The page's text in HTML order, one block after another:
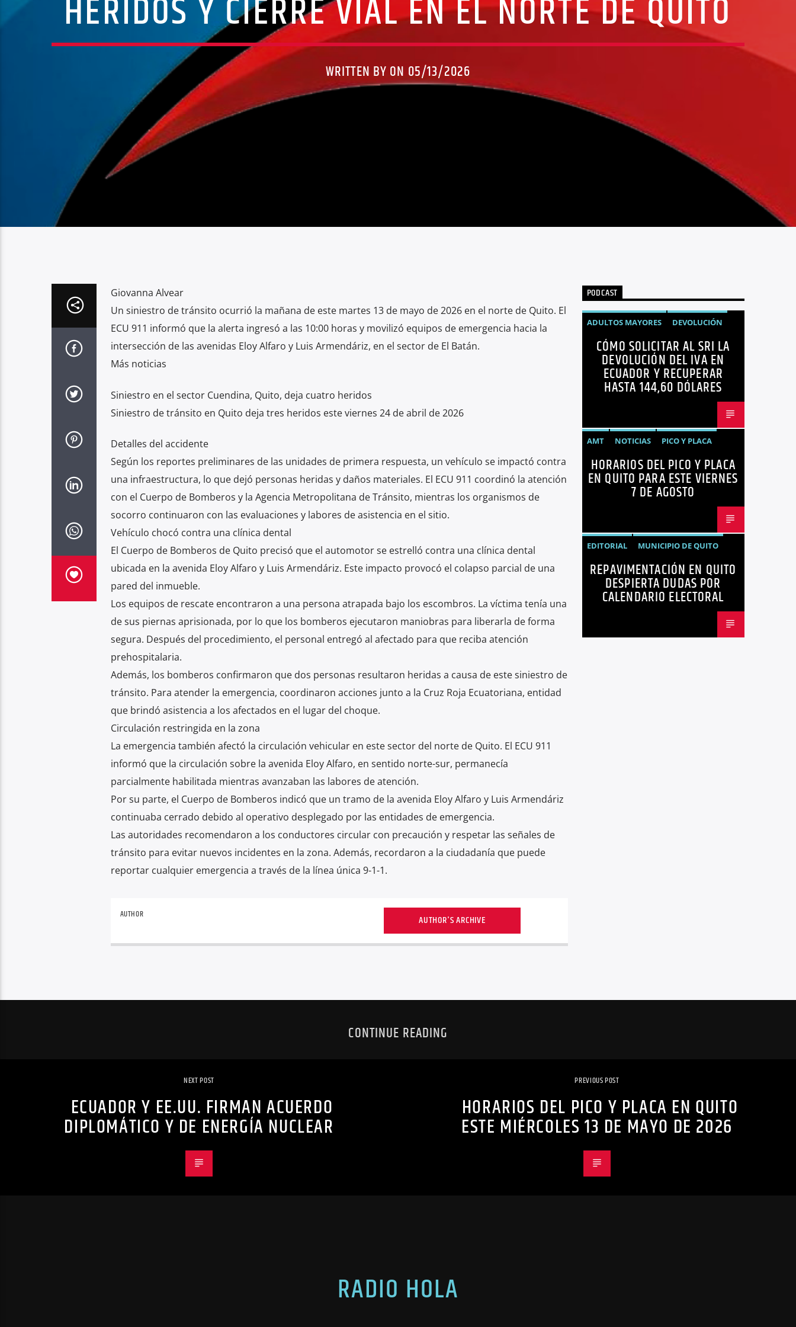
HERIDOS Y CIERRE VIAL EN EL NORTE DE QUITO
WRITTEN BY ON 05/13/2026
Giovanna Alvear
Un siniestro de tránsito ocurrió la mañana de este martes 13 de mayo de 2026 en el norte de Quito. El
ECU 911 informó que la alerta ingresó a las 10:00 horas y movilizó equipos de emergencia hacia la
intersección de las avenidas Eloy Alfaro y Luis Armendáriz, en el sector de El Batán.
Más noticias
Siniestro en el sector Cuendina, Quito, deja cuatro heridos
Siniestro de tránsito en Quito deja tres heridos este viernes 24 de abril de 2026
Detalles del accidente
Según los reportes preliminares de las unidades de primera respuesta, un vehículo se impactó contra
una infraestructura, lo que dejó personas heridas y daños materiales. El ECU 911 coordinó la atención
con el Cuerpo de Bomberos y la Agencia Metropolitana de Tránsito, mientras los organismos de
socorro continuaron con las evaluaciones y labores de asistencia en el sitio.
Vehículo chocó contra una clínica dental
El Cuerpo de Bomberos de Quito precisó que el automotor se estrelló contra una clínica dental
ubicada en la avenida Eloy Alfaro y Luis Armendáriz. Este impacto provocó el colapso parcial de una
pared del inmueble.
Los equipos de rescate encontraron a una persona atrapada bajo los escombros. La víctima tenía una
de sus piernas aprisionada, por lo que los bomberos ejecutaron maniobras para liberarla de forma
segura. Después del procedimiento, el personal entregó al afectado para que reciba atención
prehospitalaria.
Además, los bomberos confirmaron que dos personas resultaron heridas a causa de este siniestro de
tránsito. Para atender la emergencia, coordinaron acciones junto a la Cruz Roja Ecuatoriana, entidad
que brindó asistencia a los afectados en el lugar del choque.
Circulación restringida en la zona
La emergencia también afectó la circulación vehicular en este sector del norte de Quito. El ECU 911
informó que la circulación sobre la avenida Eloy Alfaro, en sentido norte-sur, permanecía
parcialmente habilitada mientras avanzaban las labores de atención.
Por su parte, el Cuerpo de Bomberos indicó que un tramo de la avenida Eloy Alfaro y Luis Armendáriz
continuaba cerrado debido al operativo desplegado por las entidades de emergencia.
Las autoridades recomendaron a los conductores circular con precaución y respetar las señales de
tránsito para evitar nuevos incidentes en la zona. Además, recordaron a la ciudadanía que puede
reportar cualquier emergencia a través de la línea única 9-1-1.
AUTHOR AUTHOR'S ARCHIVE
PODCAST
ADULTOS MAYORES
DEVOLUCIÓN
ECUADOR
NEGOCIOS
NOTICIAS
PERSONAS CON DISCAPACIDAD
CÓMO SOLICITAR AL SRI LA
DEVOLUCIÓN DEL IVA EN
ECUADOR Y RECUPERAR
HASTA 144,60 DÓLARES
AMT NOTICIAS
PICO Y PLACA
QUITO
SANCIONES
HORARIOS DEL PICO Y PLACA
EN QUITO PARA ESTE VIERNES
7 DE AGOSTO
EDITORIAL
MUNICIPIO DE QUITO
NOTICIAS
OPINIÓN
QUITO
REPAVIMENTACIÓN
REPAVIMENTACIÓN EN QUITO
DESPIERTA DUDAS POR
CALENDARIO ELECTORAL
CONTINUE READING
NEXT POST
ECUADOR Y EE.UU. FIRMAN ACUERDO
DIPLOMÁTICO Y DE ENERGÍA NUCLEAR
PREVIOUS POST
HORARIOS DEL PICO Y PLACA EN QUITO
ESTE MIÉRCOLES 13 DE MAYO DE 2026
RADIO HOLA